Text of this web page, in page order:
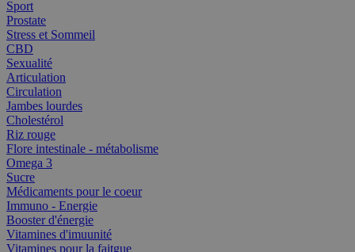
Sport
Prostate
Stress et Sommeil
CBD
Sexualité
Articulation
Circulation
Jambes lourdes
Cholestérol
Riz rouge
Flore intestinale - métabolisme
Omega 3
Sucre
Médicaments pour le coeur
Immuno - Energie
Booster d'énergie
Vitamines d'imuunité
Vitamines pour la faitgue